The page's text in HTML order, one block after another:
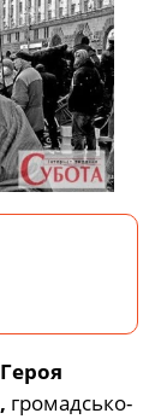
Героя
, громадсько-